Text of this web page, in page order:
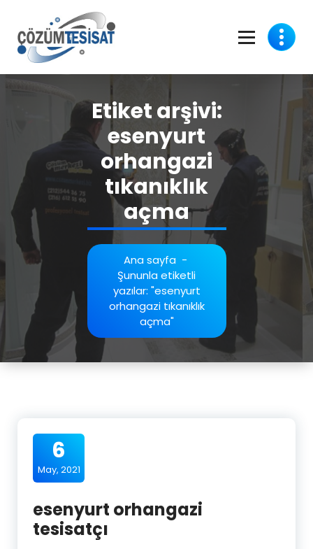
Etiket arşivi:
esenyurt
orhangazi
tıkanıklık
açma
Ana sayfa-
Şununla etiketli
yazılar: "esenyurt
orhangazi tıkanıklık
açma"
6
May, 2021
esenyurt orhangazi
tesisatçı